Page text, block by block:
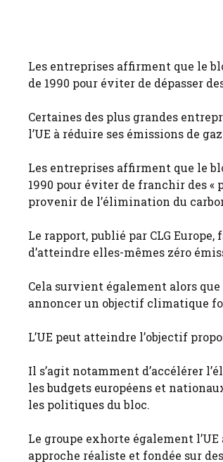
Les entreprises affirment que le
de 1990 pour éviter de dépasser
Certaines des plus grandes
l’UE à réduire ses émissions de
Les entreprises affirment que le
1990 pour éviter de franchir des «
provenir de l’élimination du
Le rapport, publié par CLG
d’atteindre elles-mêmes zéro
Cela survient également alors
annoncer un objectif climatique
L’UE peut atteindre l’objectif
Il s’agit notamment d’accélérer
les budgets européens et
les politiques du bloc.
Le groupe exhorte également
approche réaliste et fondée sur